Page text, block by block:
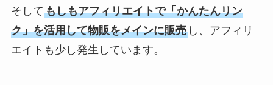
そしてもしもアフィリエイトで「かんたんリン
ク」を活用して物販をメインに販売し、アフィリ
エイトも少し発生しています。